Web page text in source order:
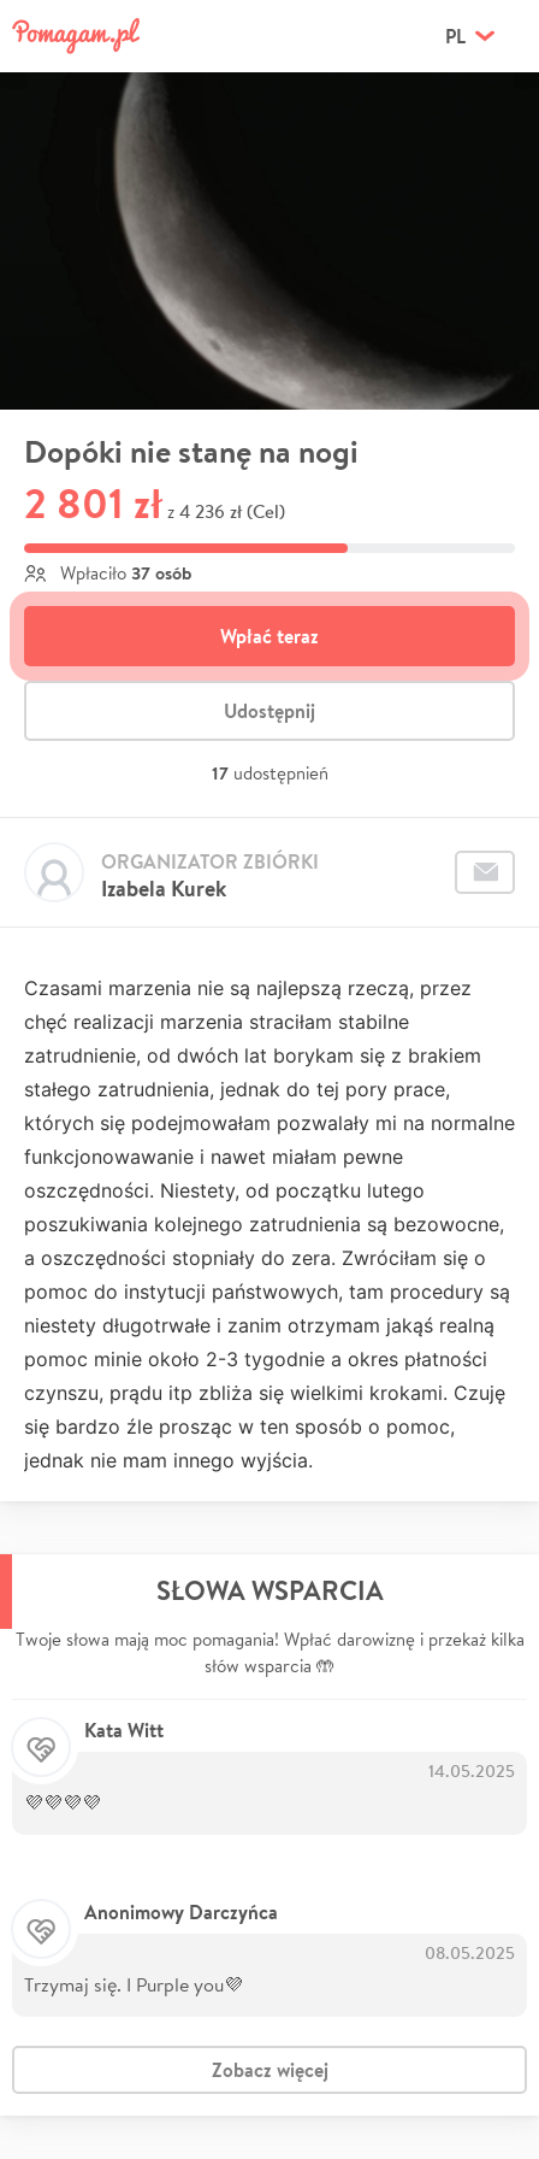
PL
Dopóki nie stanę na nogi
2 801 zł z 4 236 zł (Cel)
Wpłaciło 37 osób
Wpłać teraz
Udostępnij
17 udostępnień
Izabela Kurek
ORGANIZATOR ZBIÓRKI
Czasami marzenia nie są najlepszą rzeczą, przez
chęć realizacji marzenia straciłam stabilne
zatrudnienie, od dwóch lat borykam się z brakiem
stałego zatrudnienia, jednak do tej pory prace,
których się podejmowałam pozwalały mi na normalne
funkcjonowawanie i nawet miałam pewne
oszczędności. Niestety, od początku lutego
poszukiwania kolejnego zatrudnienia są bezowocne,
a oszczędności stopniały do zera. Zwróciłam się o
pomoc do instytucji państwowych, tam procedury są
niestety długotrwałe i zanim otrzymam jakąś realną
pomoc minie około 2-3 tygodnie a okres płatności
czynszu, prądu itp zbliża się wielkimi krokami. Czuję
się bardzo źle prosząc w ten sposób o pomoc,
jednak nie mam innego wyjścia.
SŁOWA WSPARCIA
Twoje słowa mają moc pomagania! Wpłać darowiznę i przekaż kilka
słów wsparcia 🤲
Kata Witt
14.05.2025
💜💜💜💜
Anonimowy Darczyńca
08.05.2025
Trzymaj się. I Purple you💜
Zobacz więcej